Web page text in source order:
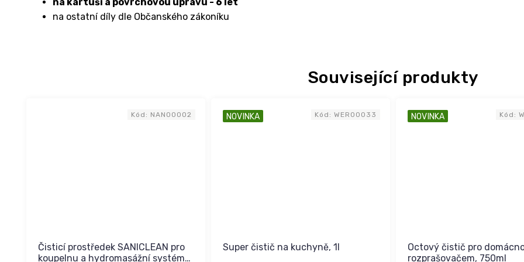
Související produkty
Čisticí prostředek SANICLEAN pro
koupelnu a hydromasážní systém
Kód: NAN00002 NOVINKA
Super čistič na kuchyně, 1l
Kód: WER00033 NOVINKA
Octový čistič pro
rozprašovačem, 750ml
Kód:
na ostatní díly dle Občanského zákoníku